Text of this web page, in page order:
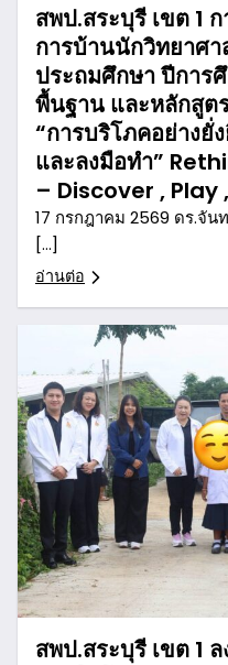
สพป.สระบุรี เขต 1
การบ้านนักวิทยาศา
ประถมศึกษา ปีการ
พื้นฐาน และหลักสูต
“การบริโภคอย่างยั่
และลงมือทำ”
– Discover , Play
17 กรกฎาคม 2569 ดร.จัน
[…]
อ่านต่อ
สพป.สระบุรี เขต 1